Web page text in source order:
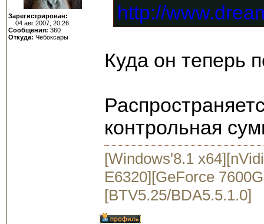
Зарегистрирован:
04 авг 2007, 20:26
Сообщения: 360
Откуда: Чебоксары
http://
Куда он теперь
контрольная
[Windows'8.1
E6320][GeForce
[BTV5.25/BDA5.5.1.0]